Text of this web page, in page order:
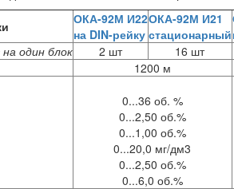
ОКА-92М И22
на DIN-рейку
ОКА-92М И21
стационарный
один блок
2 шт 16 шт
1200 м
0...36 об. %
0...2,50 об.%
0...1,00 об.%
0...20,0 мг/дм3
0...2,50 об.%
0...6,0 об.%